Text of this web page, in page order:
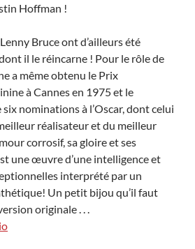
Hoffman !
Bruce ont d’ailleurs été
il le réincarne ! Pour le rôle de
a même obtenu le Prix
à Cannes en 1975 et le
nominations à l’Oscar, dont celui
réalisateur et du meilleur
corrosif, sa gloire et ses
une œuvre d’une intelligence et
interprété par un
Un petit bijou qu’il faut
originale . . .